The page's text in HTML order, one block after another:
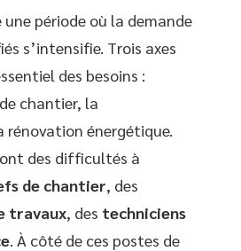
une période où la demande
s’intensifie. Trois axes
des besoins :
chantier, la
rénovation énergétique.
des difficultés à
de chantier, des
travaux, des techniciens
. À côté de ces postes de